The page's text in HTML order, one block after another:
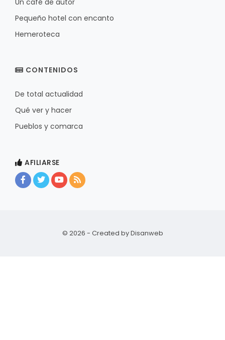
Un café de autor
Pequeño hotel con encanto
Hemeroteca
CONTENIDOS
De total actualidad
Qué ver y hacer
Pueblos y comarca
AFILIARSE
© 2026 - Created byDisanweb